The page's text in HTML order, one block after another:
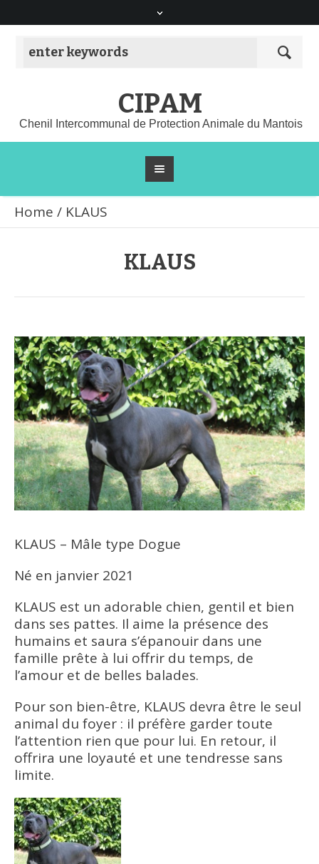
CIPAM
Chenil Intercommunal de Protection Animale du Mantois
Home / KLAUS
KLAUS
KLAUS – Mâle type Dogue
Né en janvier 2021
KLAUS est un adorable chien, gentil et bien
dans ses pattes. Il aime la présence des
humains et saura s’épanouir dans une
famille prête à lui offrir du temps, de
l’amour et de belles balades.
Pour son bien-être, KLAUS devra être le seul
animal du foyer : il préfère garder toute
l’attention rien que pour lui. En retour, il
offrira une loyauté et une tendresse sans
limite.